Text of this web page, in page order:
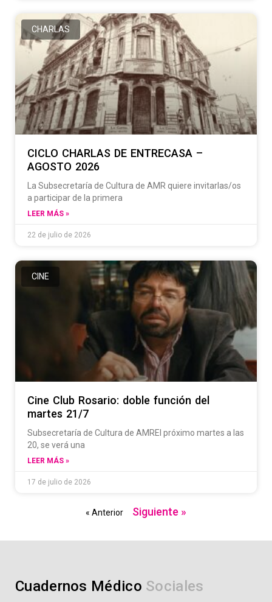
CHARLAS
CICLO CHARLAS DE ENTRECASA –
AGOSTO 2026
La Subsecretaría de Cultura de AMR quiere invitarlas/os
a participar de la primera
LEER MÁS »
22 de julio de 2026
CINE
Cine Club Rosario: doble función del
martes 21/7
Subsecretaría de Cultura de AMREl próximo martes a las
20, se verá una
LEER MÁS »
17 de julio de 2026
« Anterior Siguiente »
Cuadernos Médico Socia es